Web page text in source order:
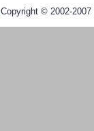
Copyright © 2002-2007